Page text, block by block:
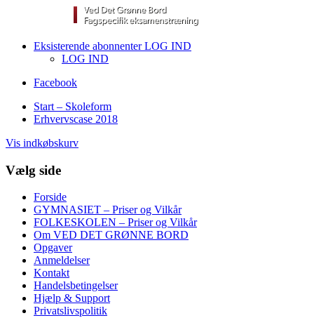
Eksisterende abonnenter LOG IND
LOG IND
Facebook
Start – Skoleform
Erhvervscase 2018
Vis indkøbskurv
Vælg side
Forside
GYMNASIET – Priser og Vilkår
FOLKESKOLEN – Priser og Vilkår
Om VED DET GRØNNE BORD
Opgaver
Anmeldelser
Kontakt
Handelsbetingelser
Hjælp & Support
Privatslivspolitik